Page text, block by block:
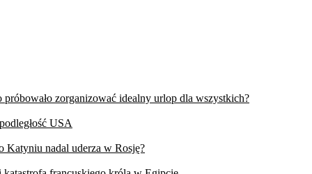
zorganizować idealny urlop dla wszystkich?
USA
Katyniu nadal uderza w Rosję?